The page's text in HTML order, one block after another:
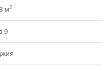
м2
9